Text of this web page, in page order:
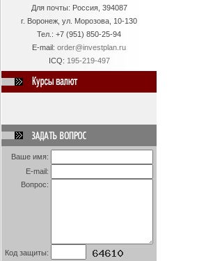
Для почты: Россия, 394087
г. Воронеж, ул. Морозова, 10-130
Тел.: +7 (951) 850-25-94
E-mail: order@investplan.ru
ICQ: 195-219-497
Ваше имя:
E-mail:
Вопрос:
Код защиты: